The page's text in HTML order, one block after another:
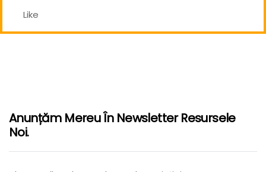
Like
Anunțăm Mereu În Newsletter Resursele
Noi.